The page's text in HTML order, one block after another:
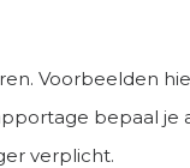
Voorbeelden
bepaal je
verplicht.